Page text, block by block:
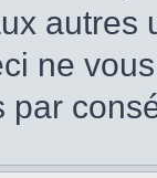
ne
par